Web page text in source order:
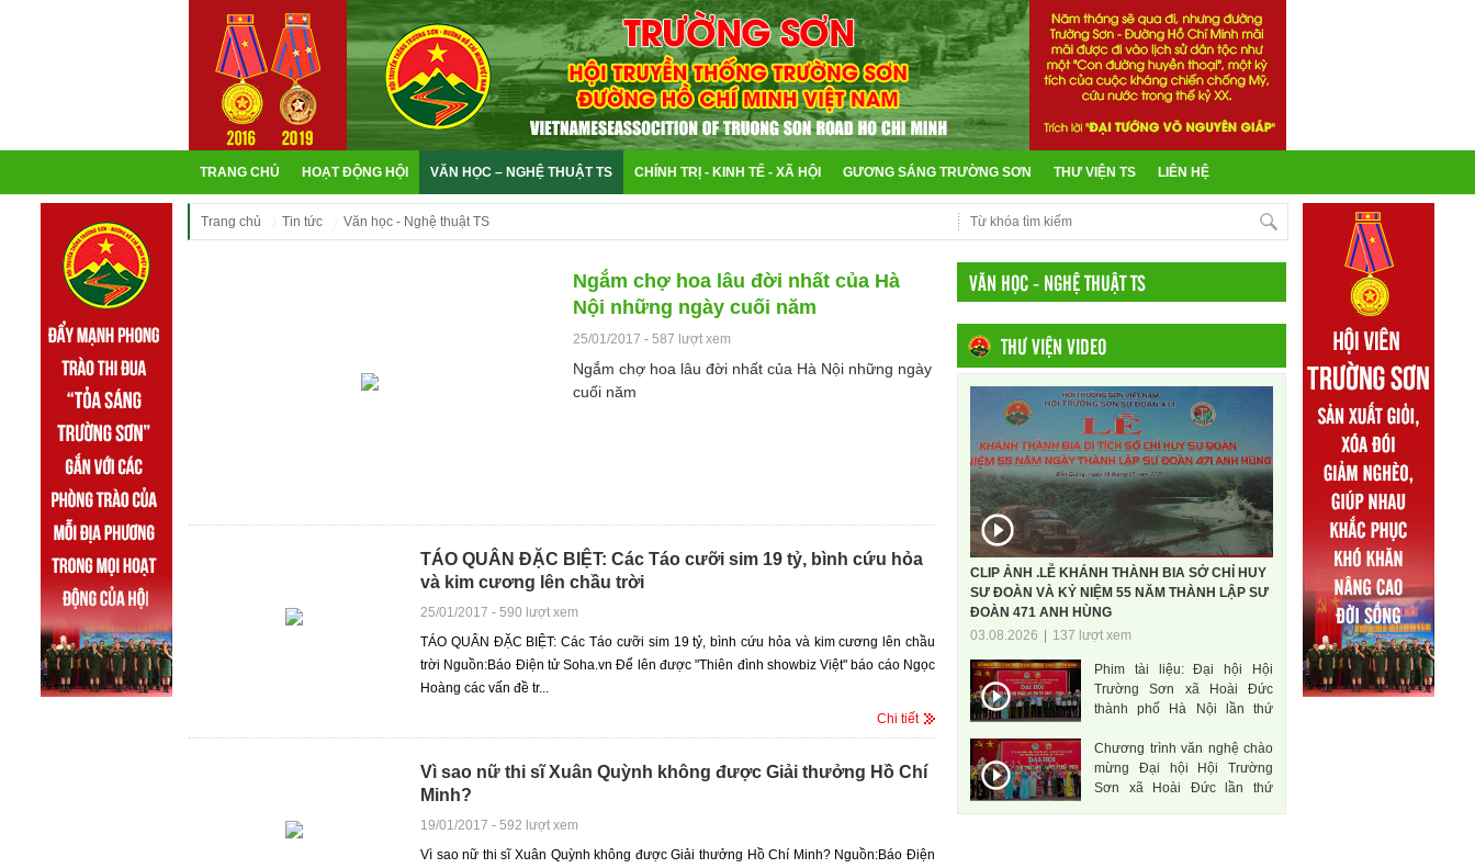
TRANG CHỦ HOẠT ĐỘNG HỘI VĂN HỌC – NGHỆ THUẬT TS CHÍNH TRỊ - KINH TẾ - XÃ HỘI GƯƠNG SÁNG TRƯỜNG SƠN THƯ VIỆN TS LIÊN HỆ
Trang chủ Tin tức Văn học - Nghệ thuật TS
Ngắm chợ hoa lâu đời nhất của Hà
Nội những ngày cuối năm
25/01/2017 - 587 lượt xem
Ngắm chợ hoa lâu đời nhất của Hà Nội những ngày
cuối năm
TÁO QUÂN ĐẶC BIỆT: Các Táo cưỡi sim 19 tỷ, bình cứu hỏa
và kim cương lên chầu trời
25/01/2017 - 590 lượt xem
TÁO QUÂN ĐẶC BIỆT: Các Táo cưỡi sim 19 tỷ, bình cứu hỏa và kim cương lên chầu
trời Nguồn:Báo Điện tử Soha.vn Để lên được "Thiên đình showbiz Việt" báo cáo Ngọc
Hoàng các vấn đề tr...
Chi tiết
Vì sao nữ thi sĩ Xuân Quỳnh không được Giải thưởng Hồ Chí
Minh?
19/01/2017 - 592 lượt xem
Vì sao nữ thi sĩ Xuân Quỳnh không được Giải thưởng Hồ Chí Minh? Nguồn:Báo Điện
VĂN HỌC - NGHỆ THUẬT TS
THƯ VIỆN VIDEO
CLIP ẢNH .LỄ KHÁNH THÀNH BIA SỞ CHỈ HUY
SƯ ĐOÀN VÀ KỶ NIỆM 55 NĂM THÀNH LẬP SƯ
ĐOÀN 471 ANH HÙNG
03.08.2026
137 lượt xem
Phim tài liệu: Đại hội Hội
Trường Sơn xã Hoài Đức
thành phố Hà Nội lần thứ
Chương trình văn nghệ chào
mừng Đại hội Hội Trường
Sơn xã Hoài Đức lần thứ